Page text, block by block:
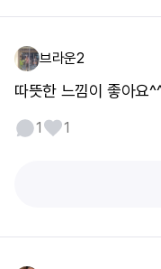
브라운2
따뜻한 느낌이 좋아요
1 1